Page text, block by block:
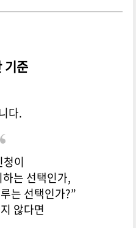
기준
다.
청이
는 선택인가,
는 선택인가?”
않다면